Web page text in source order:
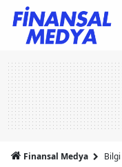
Finansal Medya Bilgi